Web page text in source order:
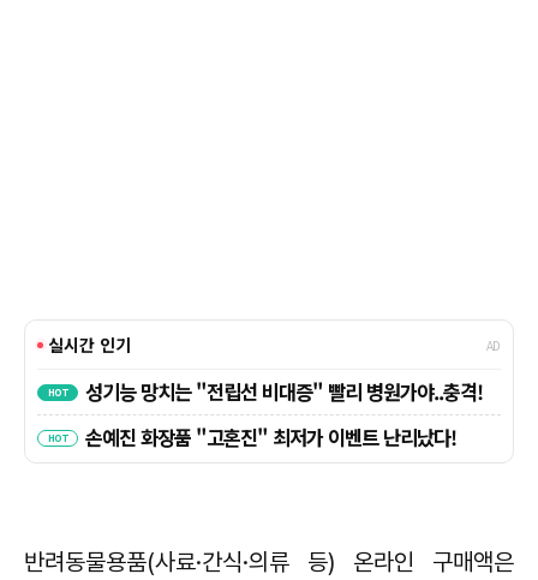
반려동물용품(사료·간식·의류 등) 온라인 구매액은